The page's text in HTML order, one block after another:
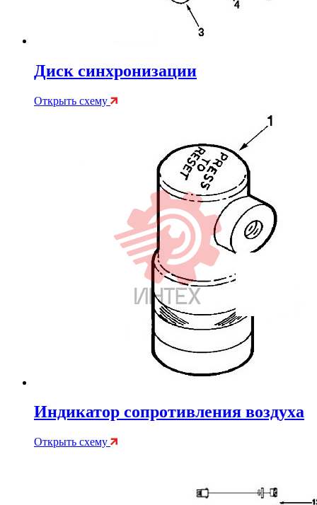
Диск синхронизации
Открыть схему
Индикатор сопротивления воздуха
Открыть схему